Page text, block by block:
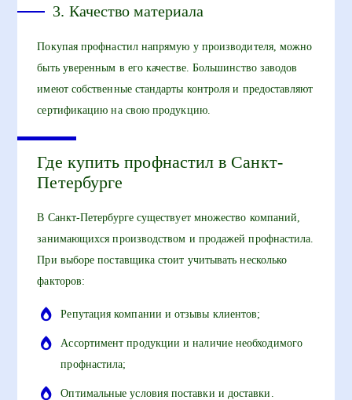
3. Качество материала
Покупая профнастил напрямую у производителя, можно
быть уверенным в его качестве. Большинство заводов
имеют собственные стандарты контроля и предоставляют
сертификацию на свою продукцию.
Где купить профнастил в Санкт-
Петербурге
В Санкт-Петербурге существует множество компаний,
занимающихся производством и продажей профнастила.
При выборе поставщика стоит учитывать несколько
факторов:
Репутация компании и отзывы клиентов;
Ассортимент продукции и наличие необходимого
профнастила;
Оптимальные условия поставки и доставки.